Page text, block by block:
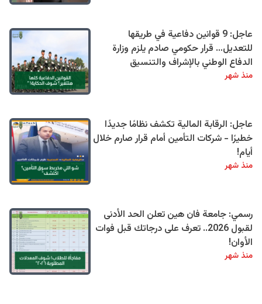
عاجل: 9 قوانين دفاعية في طريقها
للتعديل… قرار حكومي صادم يلزم وزارة
الدفاع الوطني بالإشراف والتنسيق
منذ شهر
عاجل: الرقابة المالية تكشف نظامًا جديدًا
خطيرًا - شركات التأمين أمام قرار صارم خلال
أيام!
منذ شهر
رسمي: جامعة فان هين تعلن الحد الأدنى
لقبول 2026.. تعرف على درجاتك قبل فوات
الأوان!
منذ شهر